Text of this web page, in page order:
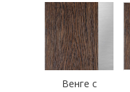
Венге с